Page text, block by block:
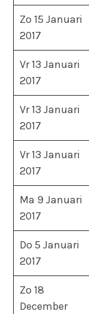
Zo 15 Januari
2017
Vr 13 Januari
2017
Vr 13 Januari
2017
Vr 13 Januari
2017
Ma 9 Januari
2017
Do 5 Januari
2017
Zo 18
December